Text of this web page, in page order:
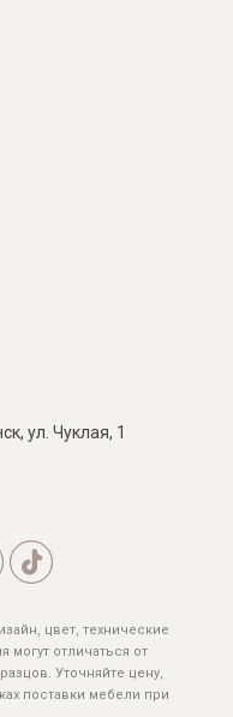
ул. Чуклая, 1
цвет, технические
могут отличаться от
Уточняйте цену,
поставки мебели при